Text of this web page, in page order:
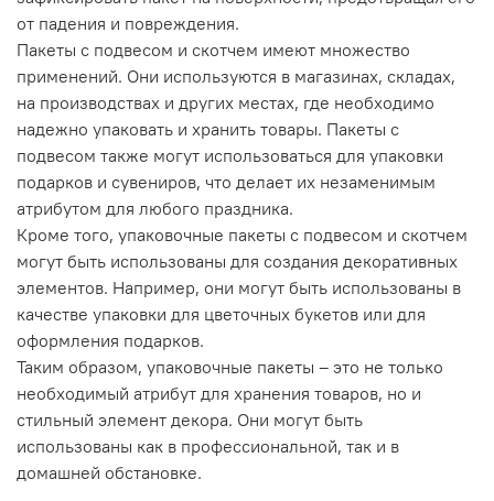
от падения и повреждения.
Пакеты с подвесом и скотчем имеют множество
применений. Они используются в магазинах, складах,
на производствах и других местах, где необходимо
надежно упаковать и хранить товары. Пакеты с
подвесом также могут использоваться для упаковки
подарков и сувениров, что делает их незаменимым
атрибутом для любого праздника.
Кроме того, упаковочные пакеты с подвесом и скотчем
могут быть использованы для создания декоративных
элементов. Например, они могут быть использованы в
качестве упаковки для цветочных букетов или для
оформления подарков.
Таким образом, упаковочные пакеты – это не только
необходимый атрибут для хранения товаров, но и
стильный элемент декора. Они могут быть
использованы как в профессиональной, так и в
домашней обстановке.